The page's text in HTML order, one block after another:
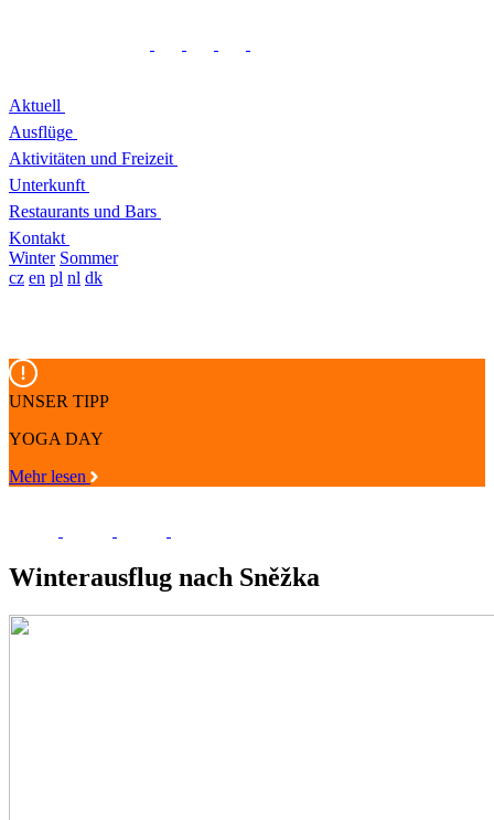
Aktuell
Ausflüge
Aktivitäten und Freizeit
Unterkunft
Restaurants und Bars
Kontakt
Winter Sommer
cz en pl nl dk
UNSER TIPP
YOGA DAY
Mehr lesen
Winterausflug nach Sněžka